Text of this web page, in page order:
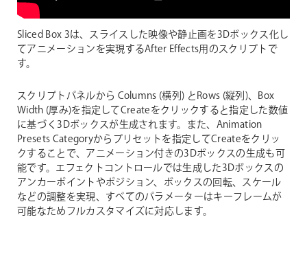
Sliced Box 3は、スライスした映像や静止画を3Dボックス化し
てアニメーションを実現するAfter Effects用のスクリプトで
す。
スクリプトパネルから Columns (横列) とRows (縦列)、Box
Width (厚み)を指定してCreateをクリックすると指定した数値
に基づく3Dボックスが生成されます。また、Animation
Presets Categoryからプリセットを指定してCreateをクリッ
クすることで、アニメーション付きの3Dボックスの生成も可
能です。エフェクトコントロールでは生成した3Dボックスの
アンカーポイントやポジション、ボックスの回転、スケール
などの調整を実現、すべてのパラメーターはキーフレームが
可能なためフルカスタマイズに対応します。